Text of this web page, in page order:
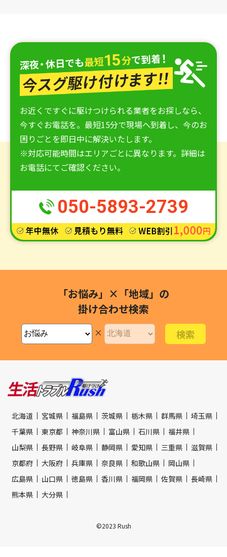
お近くですぐに駆けつけられる業者をお探しなら、
今すぐお電話を。最短15分で現場へ到着し、今のお
困りごとを即日中に解決いたします。
※対応可能時間はエリアごとに異なります。詳細は
お電話にてご確認ください。
050-5893-2739
「お悩み」×「地域」の
掛け合わせ検索
×
北海道 宮城県 福島県 茨城県 栃木県 群馬県
埼玉県
千葉県
東京都 神奈川県 富山県 石川県
福井県
山梨県
長野県 岐阜県 静岡県 愛知県 三重県
滋賀県
京都府
大阪府 兵庫県 奈良県 和歌山県
岡山県
広島県
山口県 徳島県 香川県 福岡県 佐賀県
長崎県
熊本県
大分県
©2023 Rush